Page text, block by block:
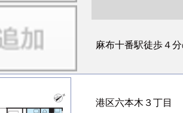
麻布十番駅徒歩４
港区六本木３丁目